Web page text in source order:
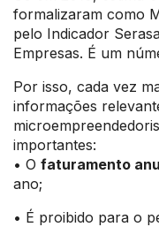
formalizaram como
pelo Indicador
Empresas. É um
Por isso, cada vez
informações
importantes:
• O faturamento
ano;
• É proibido para o